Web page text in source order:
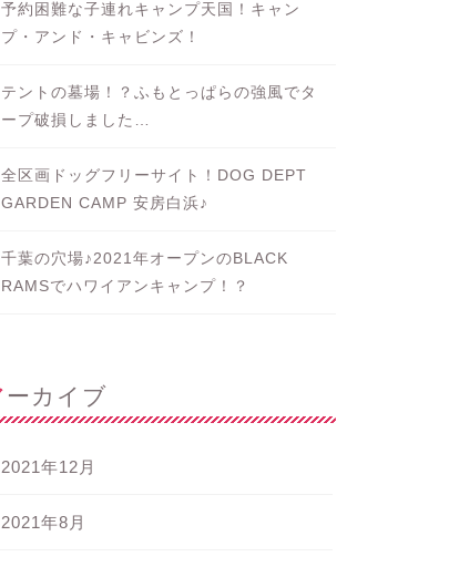
予約困難な子連れキャンプ天国！キャン
プ・アンド・キャビンズ！
テントの墓場！？ふもとっぱらの強風でタ
ープ破損しました…
全区画ドッグフリーサイト！DOG DEPT
GARDEN CAMP 安房白浜♪
千葉の穴場♪2021年オープンのBLACK
RAMSでハワイアンキャンプ！？
アーカイブ
2021年12月
2021年8月